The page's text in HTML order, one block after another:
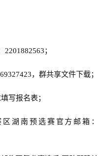
2201882563；
，群共享文件下载；
写报名表；
湖南预选赛官方邮箱：